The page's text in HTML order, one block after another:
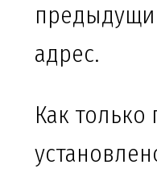
адрес.
Как